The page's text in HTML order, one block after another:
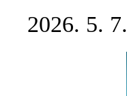
2026. 5. 7.